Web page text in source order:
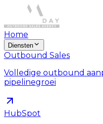
Home
Diensten
Outbound Sales
Volledige outbound
pipelinegroei
HubSpot